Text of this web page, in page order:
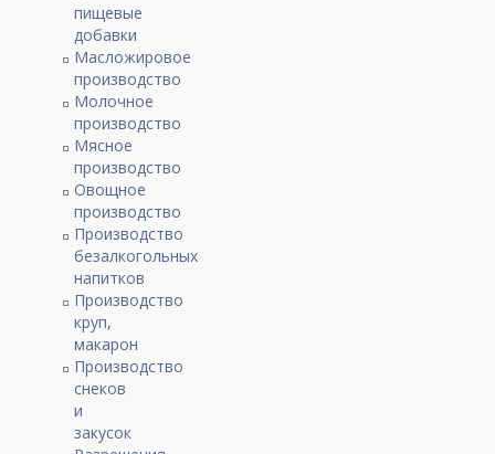
пищевые
добавки
Масложировое
производство
Молочное
производство
Мясное
производство
Овощное
производство
Производство
безалкогольных
напитков
Производство
круп,
макарон
Производство
снеков
и
закусок